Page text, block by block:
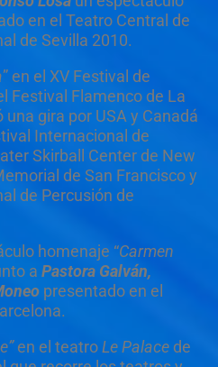
en el Teatro Central de
de Sevilla 2010.
” en el XV Festival de
Festival Flamenco de La
gira por USA y Canadá
Internacional de
Skirball Center de New
de San Francisco y
de Percusión de
homenaje “Carmen
a Pastora Galván,
presentado en el
en el teatroLe Palacede